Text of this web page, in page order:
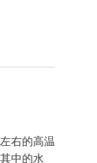
左右的高温
中的水